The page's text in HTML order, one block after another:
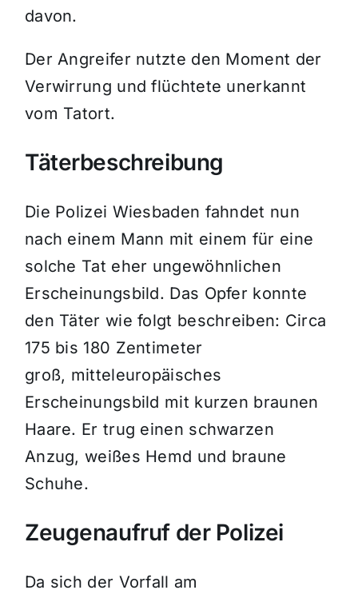
davon.
Der Angreifer nutzte den Moment der
Verwirrung und flüchtete unerkannt
vom Tatort.
Täterbeschreibung
Die Polizei Wiesbaden fahndet nun
nach einem Mann mit einem für eine
solche Tat eher ungewöhnlichen
Erscheinungsbild. Das Opfer konnte
den Täter wie folgt beschreiben: Circa
175 bis 180 Zentimeter
groß, mitteleuropäisches
Erscheinungsbild mit kurzen braunen
Haare. Er trug einen schwarzen
Anzug, weißes Hemd und braune
Schuhe.
Zeugenaufruf der Polizei
Da sich der Vorfall am